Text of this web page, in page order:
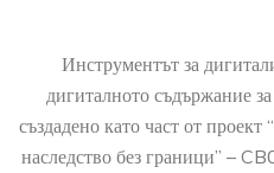
Инструментът за
дигиталното съдържание
създадено като част от
наследство без граници” –